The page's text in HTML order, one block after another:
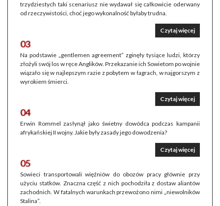
trzydziestych taki scenariusz nie wydawał się całkowicie oderwany
od rzeczywistości, choć jego wykonalność byłaby trudna.
Czytaj więcej
03
Na podstawie „gentlemen agreement” zginęły tysiące ludzi, którzy
złożyli swój los w ręce Anglików. Przekazanie ich Sowietom po wojnie
wiązało się w najlepszym razie z pobytem w łagrach, w najgorszym z
wyrokiem śmierci.
Czytaj więcej
04
Erwin Rommel zasłynął jako świetny dowódca podczas kampanii
afrykańskiej II wojny. Jakie były zasady jego dowodzenia?
Czytaj więcej
05
Sowieci transportowali więźniów do obozów pracy głównie przy
użyciu statków. Znaczna część z nich pochodziła z dostaw aliantów
zachodnich. W fatalnych warunkach przewożono nimi „niewolników
Stalina”.